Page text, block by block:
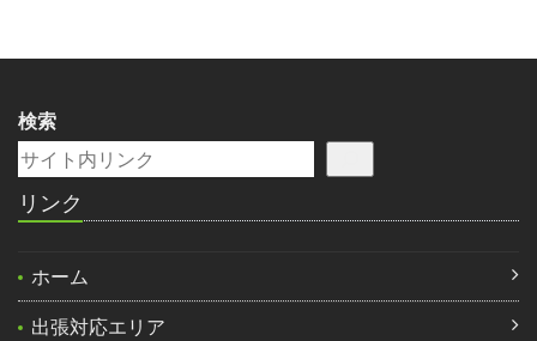
検索
リンク
ホーム
出張対応エリア